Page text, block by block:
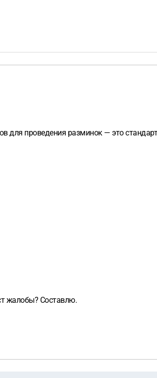
для проведения разминок — это
жалобы? Составлю.